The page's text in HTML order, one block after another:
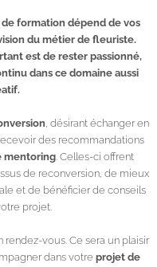
formation dépend de vos
du métier de fleuriste.
est de rester passionné,
dans ce domaine aussi
, désirant échanger en
des recommandations
mentoring. Celles-ci offrent
de reconversion, de mieux
et de bénéficier de conseils
projet.
rendez-vous. Ce sera un plaisir
dans votre projet de